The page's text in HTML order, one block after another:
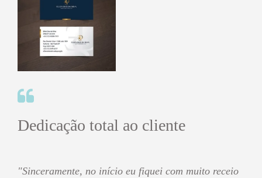
Dedicação total ao cliente
"Sinceramente, no início eu fiquei com muito receio